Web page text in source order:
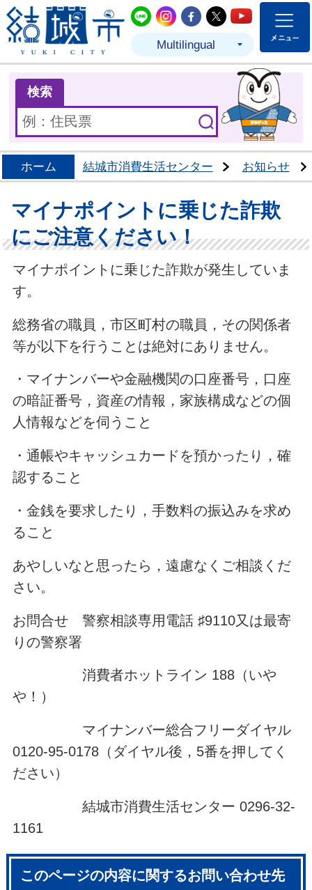
結城市公式LINE
結城市公式Instagram
結城市公式
結城市公式
結城市
Multilingual
検索
ホーム 結城市消費生活センター お知らせ
マイナポイントに乗じた詐欺
にご注意ください！
マイナポイントに乗じた詐欺が発生していま
す。
総務省の職員，市区町村の職員，その関係者
等が以下を行うことは絶対にありません。
・マイナンバーや金融機関の口座番号，口座
の暗証番号，資産の情報，家族構成などの個
人情報などを伺うこと
・通帳やキャッシュカードを預かったり，確
認すること
・金銭を要求したり，手数料の振込みを求め
ること
あやしいなと思ったら，遠慮なくご相談くだ
さい。
お問合せ 警察相談専用電話 ♯9110又は最寄
りの警察署
消費者ホットライン 188（いや
や！）
マイナンバー総合フリーダイヤル
0120-95-0178（ダイヤル後，5番を押してく
ださい）
結城市消費生活センター 0296-32-
1161
このページの内容に関するお問い合わせ先